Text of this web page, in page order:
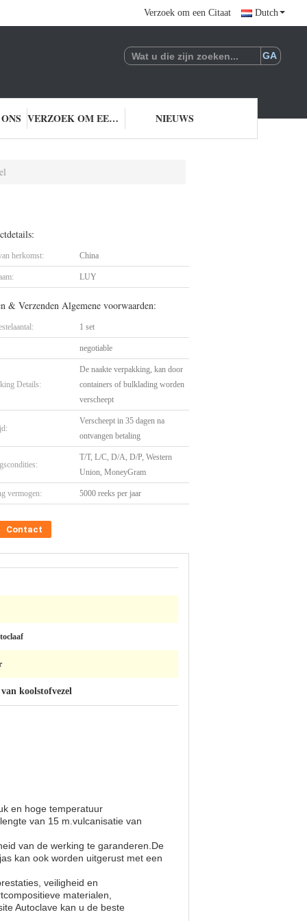
Verzoek om een Citaat Dutch
VERZOEK OM EEN CITAAT NIEUWS
herkomst: China
LUY
& Verzenden Algemene voorwaarden:
1 set
negotiable
Details:
De naakte verpakking, kan door
containers of bulklading worden
verscheept
Verscheept in 35 dagen na
ontvangen betaling
T/T, L/C, D/A, D/P, Western
Union, MoneyGram
vermogen: 5000 reeks per jaar
Contact
koolstofvezel
en hoge temperatuur
van 15 m.vulcanisatie van
van de werking te garanderen.De
kan ook worden uitgerust met een
veiligheid en
materialen,
Autoclave kan u de beste